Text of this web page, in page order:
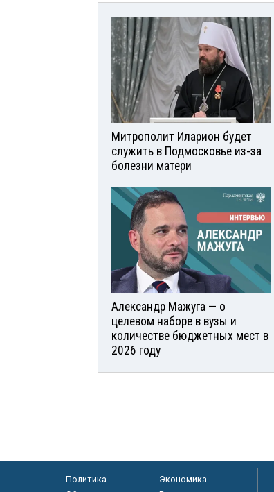
Митрополит Иларион будет
служить в Подмосковье из-за
болезни матери
Александр Мажуга — о
целевом наборе в вузы и
количестве бюджетных мест в
2026 году
Политика
Экономика